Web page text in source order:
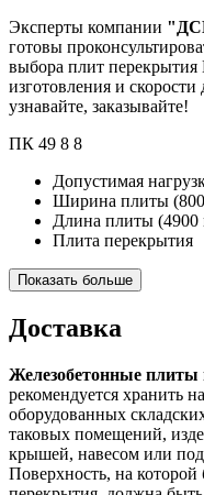
Эксперты компании
готовы
выбора плит
изготовления и
узнавайте, заказывайте!
ПК 49 8 8
Допустимая
Ширина плиты
Длина плиты
Плита перекрытия
Показать больше
Доставка
Железобетонные
рекомендуется хранить
оборудованных
таковых помещений,
крышей, навесом или
Поверхность, на которой